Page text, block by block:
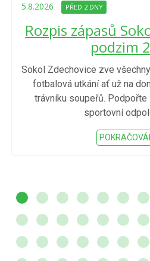
5.8.2026 PŘED 2 DNY
Rozpis zápasů
podzim
Sokol Zdechovice zve
fotbalová utkání ať už na
trávníku soupeřů.
sportovní